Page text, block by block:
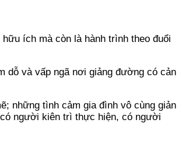
ích mà còn là hành trình theo đuổi
dỗ và vấp ngã nơi giảng đường có cản
những tình cảm gia đình vô cùng giản
người kiên trì thực hiện, có người